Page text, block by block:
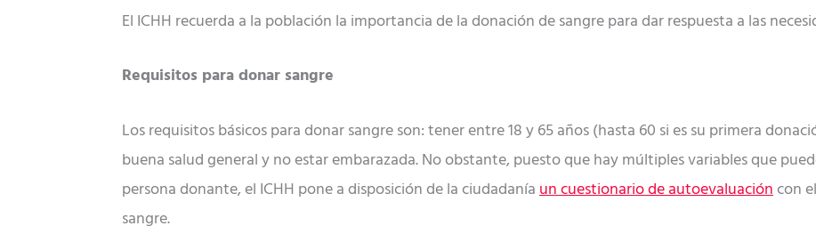
El ICHH recuerda a la población la importancia de la donación de sangre para dar respuesta a las
Requisitos para donar sangre
Los requisitos básicos para donar sangre son: tener entre 18 y 65 años (hasta 60 si es su primera
buena salud general y no estar embarazada. No obstante, puesto que hay múltiples variables que
persona donante, el ICHH pone a disposición de la ciudadaníaun cuestionario de autoevaluacióncon
sangre.